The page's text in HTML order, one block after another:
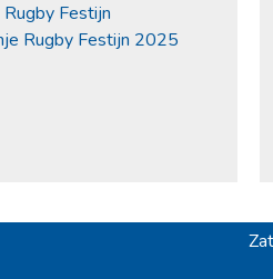
Festijn
Rugby Festijn 2025